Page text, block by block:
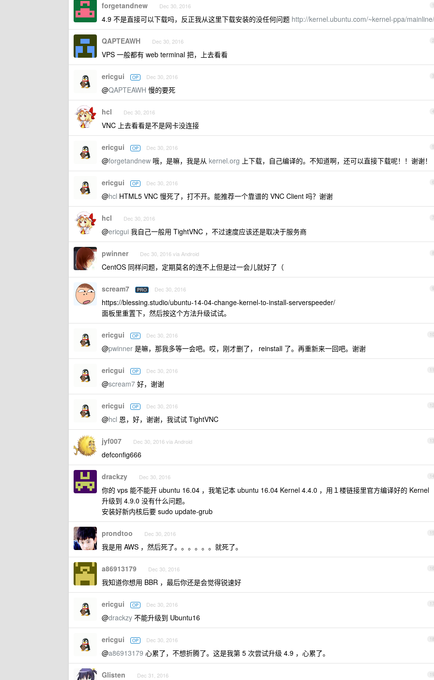
1
forgetandnew Dec 30, 2016
4.9 不是直接可以下载吗，反正我从这里下载安装的没任何问题 http://kernel.ubuntu.com/~kernel-ppa/mainline/
2
QAPTEAWH Dec 30, 2016
VPS 一般都有 web terminal 把，上去看看
3
ericgui OP Dec 30, 2016
@QAPTEAWH 慢的要死
4
hcl Dec 30, 2016
VNC 上去看看是不是网卡没连接
5
ericgui OP Dec 30, 2016
@forgetandnew 哦，是嘛，我是从 kernel.org 上下载，自己编译的。不知道啊，还可以直接下载呢！！谢谢！
6
ericgui OP Dec 30, 2016
@hcl HTML5 VNC 慢死了，打不开。能推荐一个靠谱的 VNC Client 吗？谢谢
7
hcl Dec 30, 2016
@ericgui 我自己一般用 TightVNC ，不过速度应该还是取决于服务商
8
pwinner Dec 30, 2016 via Android
CentOS 同样问题，定期莫名的连不上但是过一会儿就好了（
9
scream7 PRO Dec 30, 2016
https://blessing.studio/ubuntu-14-04-change-kernel-to-install-serverspeeder/
面板里重置下，然后按这个方法升级试试。
10
ericgui OP Dec 30, 2016
@pwinner 是嘛，那我多等一会吧。哎，刚才删了， reinstall 了。再重新来一回吧。谢谢
11
ericgui OP Dec 30, 2016
@scream7 好，谢谢
12
ericgui OP Dec 30, 2016
@hcl 恩，好，谢谢，我试试 TightVNC
13
jyf007 Dec 30, 2016 via Android
defconfig666
14
drackzy Dec 30, 2016
你的 vps 能不能开 ubuntu 16.04 ，我笔记本 ubuntu 16.04 Kernel 4.4.0 ，用１楼链接里官方编译好的 Kernel
升级到 4.9.0 没有什么问题。
安装好新内核后要 sudo update-grub
15
prondtoo Dec 30, 2016
我是用 AWS ，然后死了。。。。。。就死了。
16
a86913179 Dec 30, 2016
我知道你想用 BBR ，最后你还是会觉得锐速好
17
ericgui OP Dec 30, 2016
@drackzy 不能升级到 Ubuntu16
18
ericgui OP Dec 30, 2016
@a86913179 心累了，不想折腾了。这是我第 5 次尝试升级 4.9 ，心累了。
19
Glisten Dec 31, 2016